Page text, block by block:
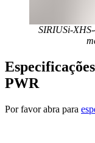
SIRIUSi-
PWR
Por favor abra para